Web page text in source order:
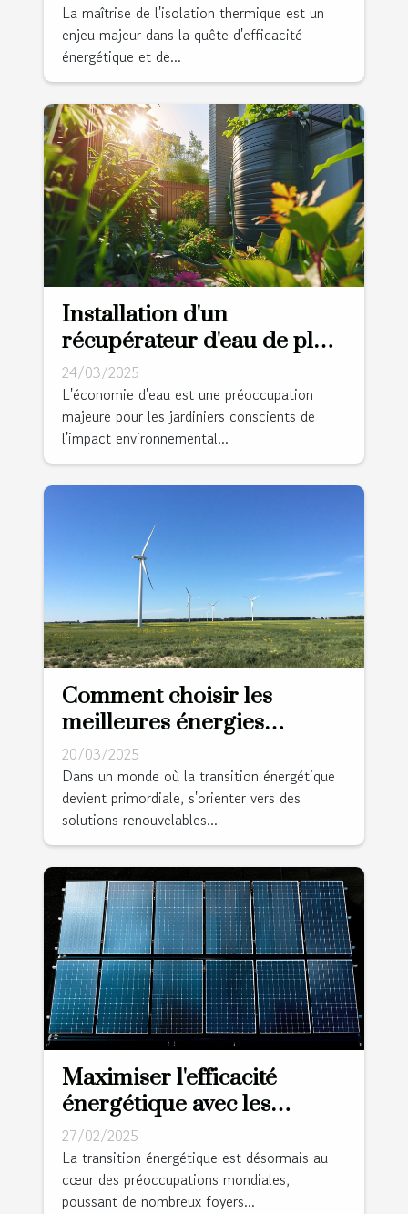
énergétique
La maîtrise de l'isolation thermique est un
enjeu majeur dans la quête d'efficacité
énergétique et de...
Installation d'un
récupérateur d'eau de pluie
système rentable pour un
jardinage économe en eau
24/03/2025
L'économie d'eau est une préoccupation
majeure pour les jardiniers conscients de
l'impact environnemental...
Comment choisir les
meilleures énergies
renouvelables pour votre
domicile
20/03/2025
Dans un monde où la transition énergétique
devient primordiale, s'orienter vers des
solutions renouvelables...
Maximiser l'efficacité
énergétique avec les
panneaux solaires
photovoltaïques
27/02/2025
La transition énergétique est désormais au
cœur des préoccupations mondiales,
poussant de nombreux foyers...